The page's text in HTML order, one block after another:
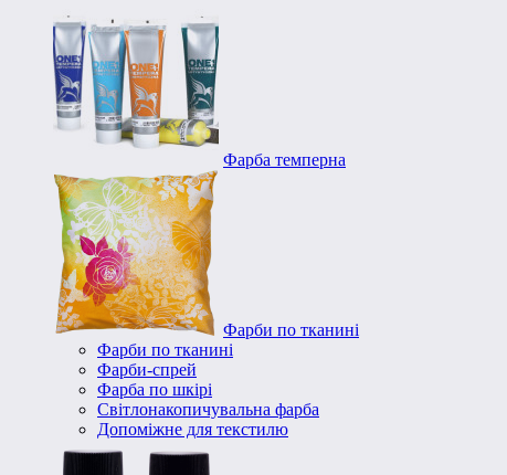
Фарба темперна
Фарби по тканині
Фарби по тканині
Фарби-спрей
Фарба по шкірі
Світлонакопичувальна фарба
Допоміжне для текстилю